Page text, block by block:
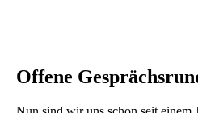
Offene